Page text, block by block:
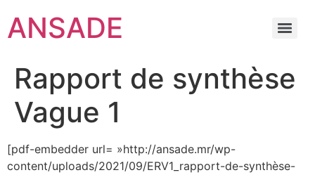
ANSADE
Rapport de synthèse
Vague 1
[pdf-embedder url= »http://ansade.mr/wp-
content/uploads/2021/09/ERV1_rapport-de-synthèse-